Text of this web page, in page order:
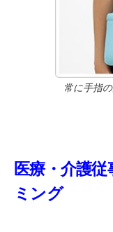
常に手指
医療・介護
ミング